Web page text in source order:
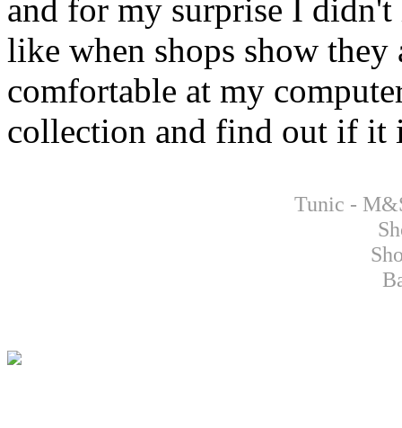
and for my surprise I
like when shops show
comfortable at my
collection and find out if it
Tunic -